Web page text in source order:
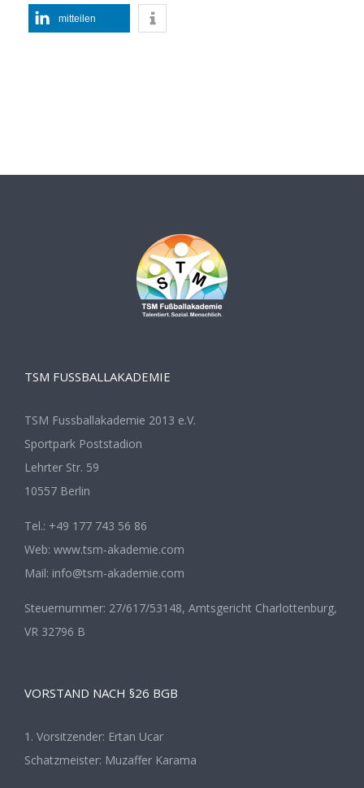
mitteilen
TSM FUSSBALLAKADEMIE
TSM Fussballakademie 2013 e.V.
Sportpark Poststadion
Lehrter Str. 59
10557 Berlin
Tel.: +49 177 743 56 86
Web: www.tsm-akademie.com
Mail: info@tsm-akademie.com
Steuernummer: 27/617/53148, Amtsgericht Charlottenburg,
VR 32796 B
VORSTAND NACH §26 BGB
1. Vorsitzender: Ertan Ucar
Schatzmeister: Muzaffer Karama